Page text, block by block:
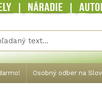
Osobný odber na